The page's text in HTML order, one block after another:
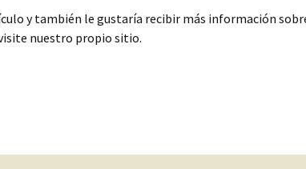
y también le gustaría recibir más información
nuestro propio sitio.